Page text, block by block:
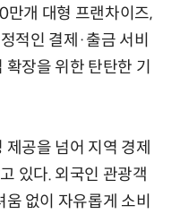
만개 대형 프랜차이즈,
적인 결제·출금 서비
장을 위한 탄탄한 기
공을 넘어 지역 경제
있다. 외국인 관광객
없이 자유롭게 소비